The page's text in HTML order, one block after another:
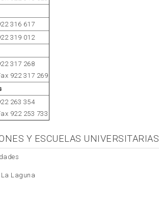
316 617
319 012
317 268
922 317 269
263 354
922 253 733
Y ESCUELAS UNIVERSITARIAS
Laguna